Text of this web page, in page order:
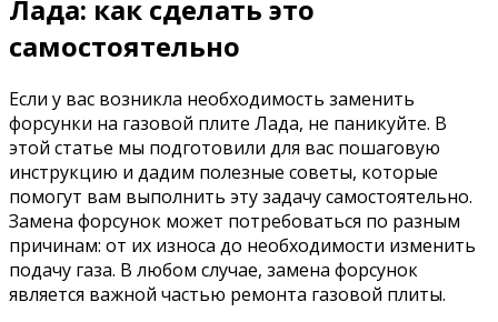
Лада: как сделать это
самостоятельно
Если у вас возникла необходимость заменить
форсунки на газовой плите Лада, не паникуйте. В
этой статье мы подготовили для вас пошаговую
инструкцию и дадим полезные советы, которые
помогут вам выполнить эту задачу самостоятельно.
Замена форсунок может потребоваться по разным
причинам: от их износа до необходимости изменить
подачу газа. В любом случае, замена форсунок
является важной частью ремонта газовой плиты.